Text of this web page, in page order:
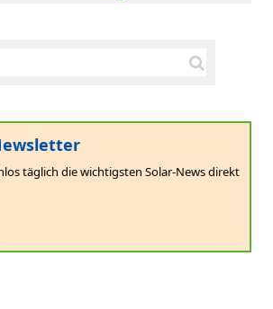
täglich die wichtigsten Solar-News direkt